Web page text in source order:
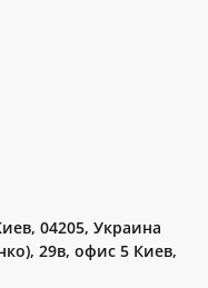
04205, Украина
29в, офис 5 Киев,